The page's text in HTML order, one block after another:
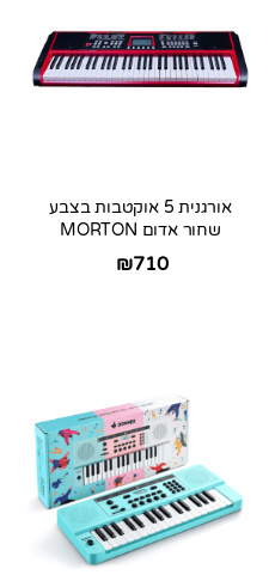
אורגנית 5 אוקטבות בצבע
שחור אדום MORTON
₪710